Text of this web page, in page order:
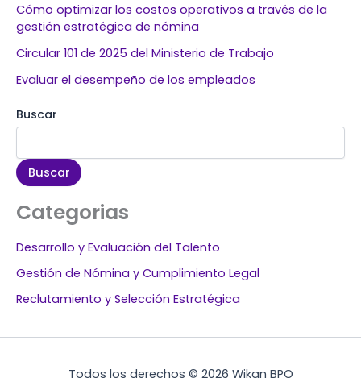
Cómo optimizar los costos operativos a través de la
gestión estratégica de nómina
Circular 101 de 2025 del Ministerio de Trabajo
Evaluar el desempeño de los empleados
Buscar
Buscar
Categorias
Desarrollo y Evaluación del Talento
Gestión de Nómina y Cumplimiento Legal
Reclutamiento y Selección Estratégica
Todos los derechos © 2026 Wikan BPO